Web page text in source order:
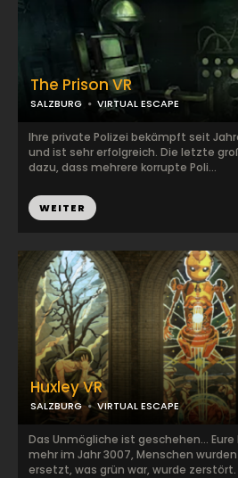
The Prison VR
SALZBURG VIRTUAL ESCAPE
Ihre private Polizei bekämpft seit
und ist sehr erfolgreich. Die letzte
dazu, dass mehrere korrupte Poli...
WEITER
Huxley VR
SALZBURG VIRTUAL ESCAPE
Das Unmögliche ist geschehen...
mehr im Jahr 3007, Menschen
ersetzt, was grün war, wurde zerstört.